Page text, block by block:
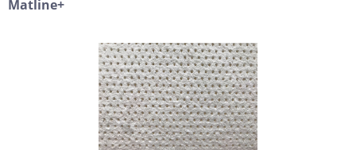
Matline+